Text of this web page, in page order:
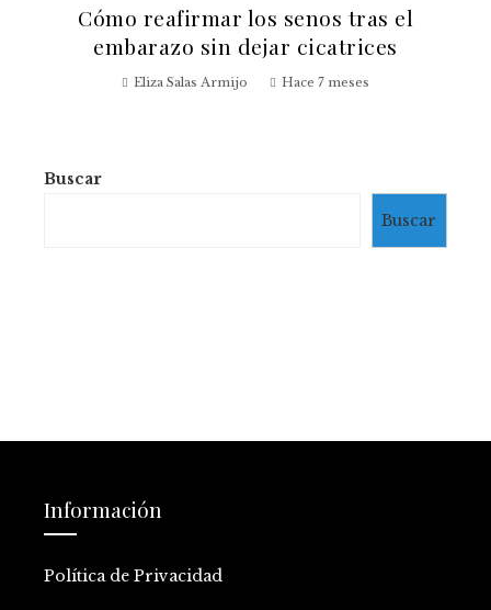
Cómo reafirmar los senos tras el
embarazo sin dejar cicatrices
Eliza Salas Armijo Hace 7 meses
Buscar
Buscar
Información
Política de Privacidad